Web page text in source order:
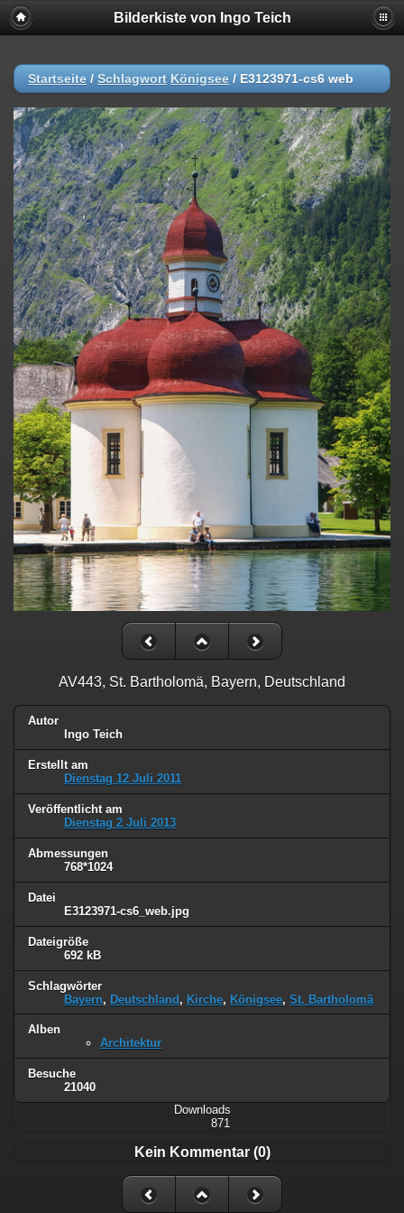
Bilderkiste von Ingo Teich
Startseite / Schlagwort Königsee / E3123971-cs6 web
AV443, St. Bartholomä, Bayern, Deutschland
Autor
Ingo Teich
Erstellt am
Dienstag 12 Juli 2011
Veröffentlicht am
Dienstag 2 Juli 2013
Abmessungen
768*1024
Datei
E3123971-cs6_web.jpg
Dateigröße
692 kB
Schlagwörter
Bayern, Deutschland, Kirche, Königsee, St. Bartholomä
Alben
Architektur
Besuche
21040
Downloads
871
Kein Kommentar (0)